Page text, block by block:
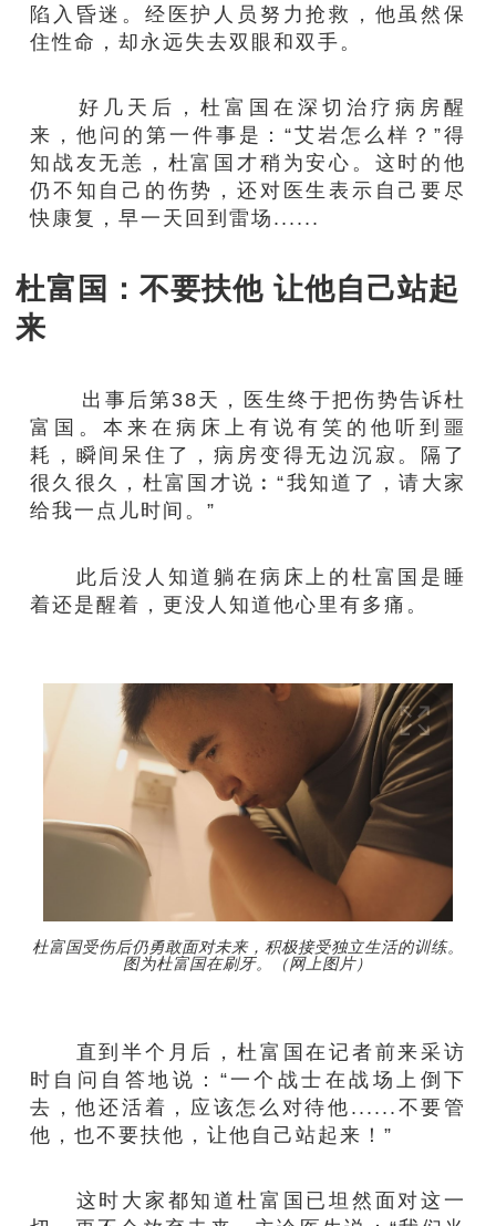
陷入昏迷。经医护人员努力抢救，他虽然保
住性命，却永远失去双眼和双手。
好几天后，杜富国在深切治疗病房醒
来，他问的第一件事是：“艾岩怎么样？”得
知战友无恙，杜富国才稍为安心。这时的他
仍不知自己的伤势，还对医生表示自己要尽
快康复，早一天回到雷场......
杜富国：不要扶他 让他自己站起
来
出事后第38天，医生终于把伤势告诉杜
富国。本来在病床上有说有笑的他听到噩
耗，瞬间呆住了，病房变得无边沉寂。隔了
很久很久，杜富国才说︰“我知道了，请大家
给我一点儿时间。”
此后没人知道躺在病床上的杜富国是睡
着还是醒着，更没人知道他心里有多痛。
杜富国受伤后仍勇敢面对未来，积极接受独立生活的训练。
图为杜富国在刷牙。（网上图片）
直到半个月后，杜富国在记者前来采访
时自问自答地说：“一个战士在战场上倒下
去，他还活着，应该怎么对待他......不要管
他，也不要扶他，让他自己站起来！”
这时大家都知道杜富国已坦然面对这一